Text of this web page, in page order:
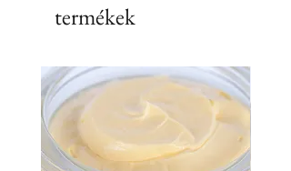
termékek